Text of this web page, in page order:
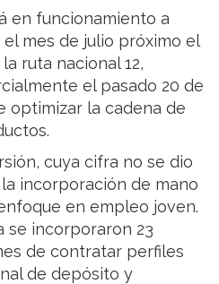
en funcionamiento a
mes de julio próximo el
ruta nacional 12,
el pasado 20 de
optimizar la cadena de
cuya cifra no se dio
incorporación de mano
en empleo joven.
se incorporaron 23
de contratar perfiles
de depósito y